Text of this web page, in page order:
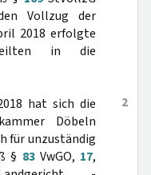
Vollzug der
2018 erfolgte
in die
2
hat sich die
Döbeln
für unzuständig
§ 83VwGO, 17,